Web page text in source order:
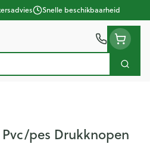
Snelle beschikbaarheid
Zoek
pes Drukknopen